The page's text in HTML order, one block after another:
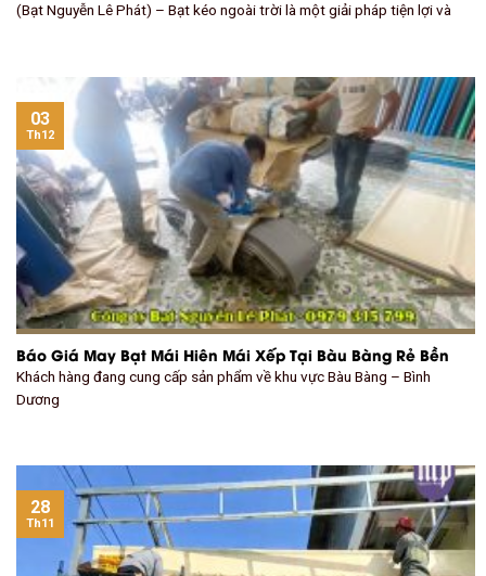
(Bạt Nguyễn Lê Phát) – Bạt kéo ngoài trời là một giải pháp tiện lợi và
Báo Giá May Bạt Mái Hiên Mái Xếp Tại Bàu Bàng Rẻ Bền
Khách hàng đang cung cấp sản phẩm về khu vực Bàu Bàng – Bình
Dương
03
Th12
28
Th11